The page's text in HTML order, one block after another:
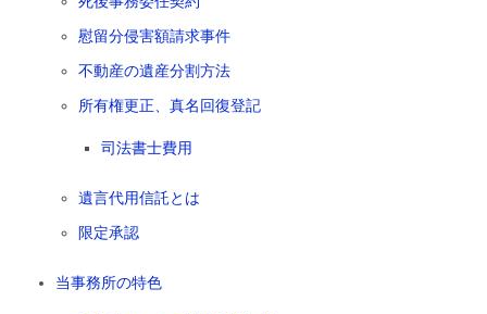
慰留分侵害額請求事件
不動産の遺産分割方法
所有権更正、真名回復登記
司法書士費用
遺言代用信託とは
限定承認
当事務所の特色